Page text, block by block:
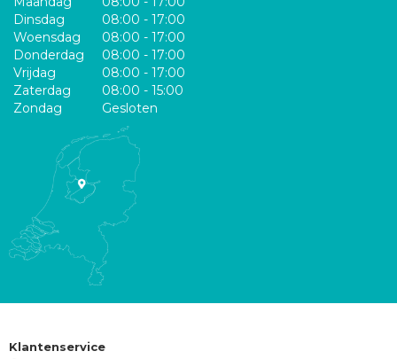
Dinsdag
08:00 - 17:00
Woensdag
08:00 - 17:00
Donderdag
08:00 - 17:00
Vrijdag
08:00 - 17:00
Zaterdag
08:00 - 15:00
Zondag
Gesloten
Klantenservice